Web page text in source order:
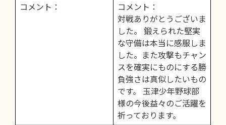
コメント：
コメント：
対戦ありがとうございま
した。 鍛えられた堅実
な守備は本当に感服しま
した。また攻撃もチャン
スを確実にものにする勝
負強さは真似したいもの
です。 玉津少年野球部
様の今後益々のご活躍を
祈っております。